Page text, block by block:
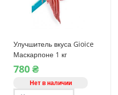
Улучшитель вкуса Gioice
Маскарпоне 1 кг
780₴
Нет в наличии